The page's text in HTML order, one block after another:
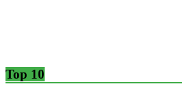
Top 10